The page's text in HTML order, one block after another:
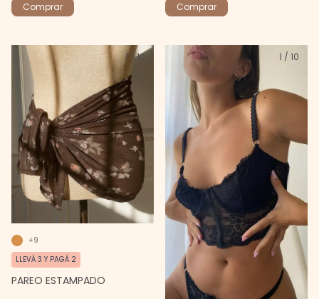
Comprar Comprar
1/10
PAREO ESTAMPADO
LLEVÁ 3 Y PAGÁ 2
+9
1 / 10